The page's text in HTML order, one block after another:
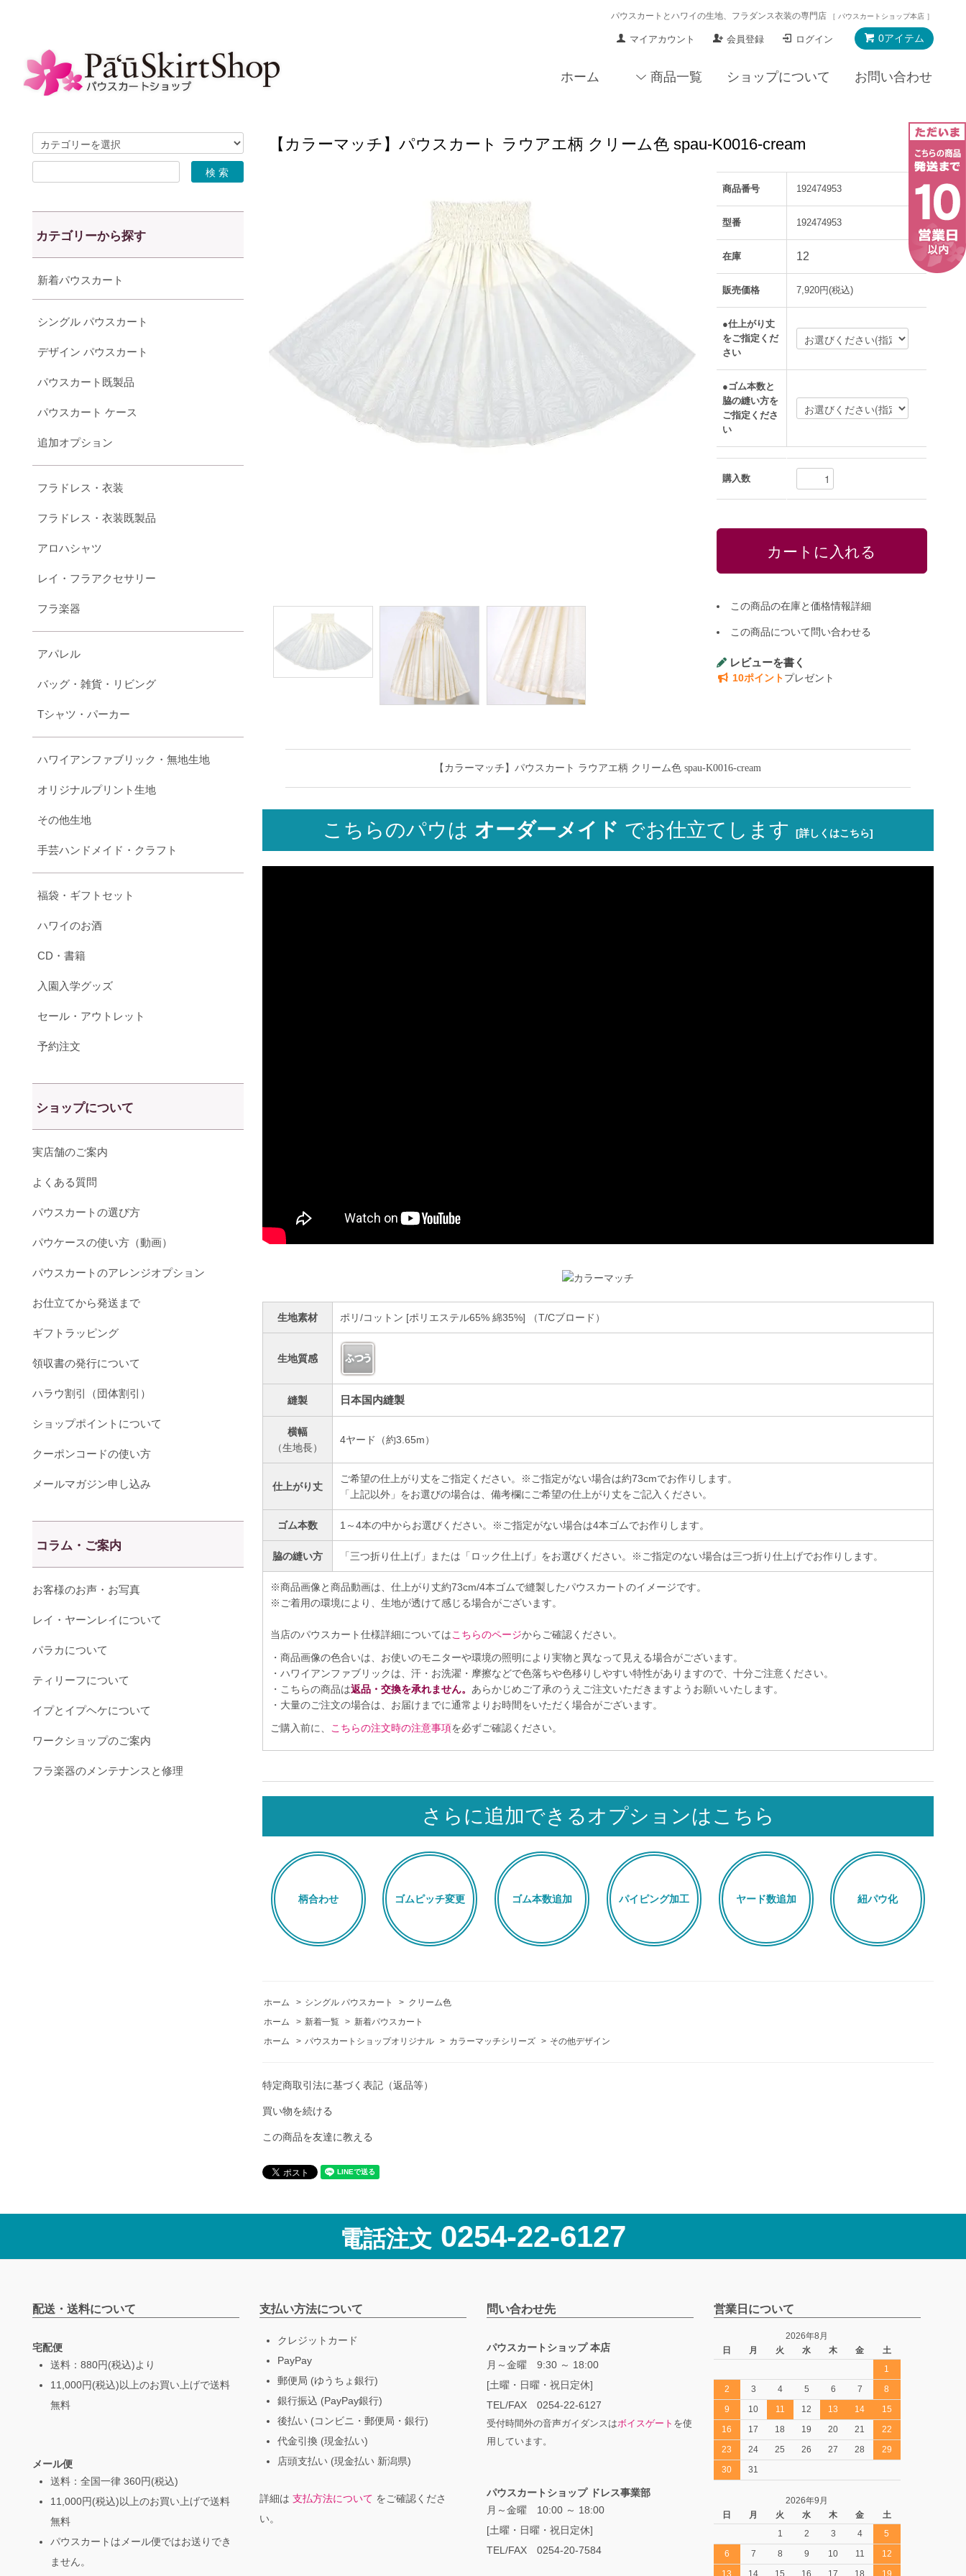
パウスカートとハワイの生地、フラダンス衣装の専門店 ［ パウスカートショップ本店 ］
0アイテム
マイアカウント 会員登録 ログイン
ホーム 商品一覧 ショップについて お問い合わせ
【カラーマッチ】パウスカート ラウアエ柄 クリーム色 spau-K0016-cream
商品番号 192474953
型番 192474953
在庫 12
販売価格 7,920円(税込)
●仕上がり丈
をご指定くだ
さい
●ゴム本数と
脇の縫い方を
ご指定くださ
い
購入数
この商品の在庫と価格情報詳細
この商品について問い合わせる
レビューを書く
10ポイントプレゼント
【カラーマッチ】パウスカート ラウアエ柄 クリーム色 spau-K0016-cream
こちらのパウは オーダーメイド でお仕立てします [詳しくはこちら]
生地素材 ポリ/コットン [ポリエステル65% 綿35%] （T/Cブロード）
生地質感
縫製 日本国内縫製
横幅
（生地長）
4ヤード（約3.65m）
仕上がり丈
ご希望の仕上がり丈をご指定ください。※ご指定がない場合は約73cmでお作りします。
「上記以外」をお選びの場合は、備考欄にご希望の仕上がり丈をご記入ください。
ゴム本数 1～4本の中からお選びください。※ご指定がない場合は4本ゴムでお作りします。
脇の縫い方 「三つ折り仕上げ」または「ロック仕上げ」をお選びください。※ご指定のない場合は三つ折り仕上げでお作りします。
※商品画像と商品動画は、仕上がり丈約73cm/4本ゴムで縫製したパウスカートのイメージです。
※ご着用の環境により、生地が透けて感じる場合がございます。
当店のパウスカート仕様詳細についてはこちらのページからご確認ください。
・商品画像の色合いは、お使いのモニターや環境の照明により実物と異なって見える場合がございます。
・ハワイアンファブリックは、汗・お洗濯・摩擦などで色落ちや色移りしやすい特性がありますので、十分ご注意ください。
・こちらの商品は返品・交換を承れません。 あらかじめご了承のうえご注文いただきますようお願いいたします。
・大量のご注文の場合は、お届けまでに通常よりお時間をいただく場合がございます。
ご購入前に、
こちらの注文時の注意事項を必ずご確認ください。
さらに追加できるオプションはこちら
柄合わせ ゴムピッチ変更 ゴム本数追加 パイピング加工 ヤード数追加 紐パウ化
ホーム > シングル パウスカート > クリーム色
ホーム
> 新着一覧 > 新着パウスカート
ホーム
> パウスカートショップオリジナル > カラーマッチシリーズ > その他デザイン
特定商取引法に基づく表記（返品等）
買い物を続ける
この商品を友達に教える
カテゴリーから探す
新着パウスカート
シングル パウスカート
デザイン パウスカート
パウスカート既製品
パウスカート ケース
追加オプション
フラドレス・衣装
フラドレス・衣装既製品
アロハシャツ
レイ・フラアクセサリー
フラ楽器
アパレル
バッグ・雑貨・リビング
Tシャツ・パーカー
ハワイアンファブリック・無地生地
オリジナルプリント生地
その他生地
手芸ハンドメイド・クラフト
福袋・ギフトセット
ハワイのお酒
CD・書籍
入園入学グッズ
セール・アウトレット
予約注文
ショップについて
実店舗のご案内
よくある質問
パウスカートの選び方
パウケースの使い方（動画）
パウスカートのアレンジオプション
お仕立てから発送まで
ギフトラッピング
領収書の発行について
ハラウ割引（団体割引）
ショップポイントについて
クーポンコードの使い方
メールマガジン申し込み
コラム・ご案内
お客様のお声・お写真
レイ・ヤーンレイについて
パラカについて
ティリーフについて
イプとイプヘケについて
ワークショップのご案内
フラ楽器のメンテナンスと修理
電話注文 0254-22-6127
配送・送料について
宅配便
送料：880円(税込)より
11,000円(税込)以上のお買い上げで送料
無料
メール便
送料：全国一律 360円(税込)
11,000円(税込)以上のお買い上げで送料
無料
パウスカートはメール便ではお送りでき
ません。
支払い方法について
クレジットカード
PayPay
郵便局 (ゆうちょ銀行)
銀行振込 (PayPay銀行)
後払い (コンビニ・郵便局・銀行)
代金引換 (現金払い)
店頭支払い (現金払い 新潟県)
詳細は 支払方法について をご確認くださ
い。
問い合わせ先
パウスカートショップ 本店
月～金曜 9:30 ～ 18:00
[土曜・日曜・祝日定休]
TEL/FAX 0254-22-6127
受付時間外の音声ガイダンスはボイスゲート を使
用しています。
パウスカートショップ ドレス事業部
月～金曜 10:00 ～ 18:00
[土曜・日曜・祝日定休]
TEL/FAX 0254-20-7584
営業日について
2026年8月
日
月 火 水 木 金
土
1
2
3 4 5 6 7
8
9
10 11 12 13 14
15
16
17 18 19 20 21
22
23
24 25 26 27 28
29
30
31
2026年9月
日
月 火 水 木 金
土
1
2 3 4
5
6
7 8 9 10 11
12
13
14 15 16 17 18 19